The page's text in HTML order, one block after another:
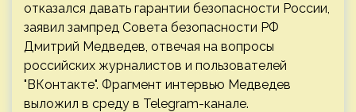
отказался давать гарантии безопасности России,
заявил зампред Совета безопасности РФ
Дмитрий Медведев, отвечая на вопросы
российских журналистов и пользователей
"ВКонтакте". Фрагмент интервью Медведев
выложил в среду в Telegram-канале.